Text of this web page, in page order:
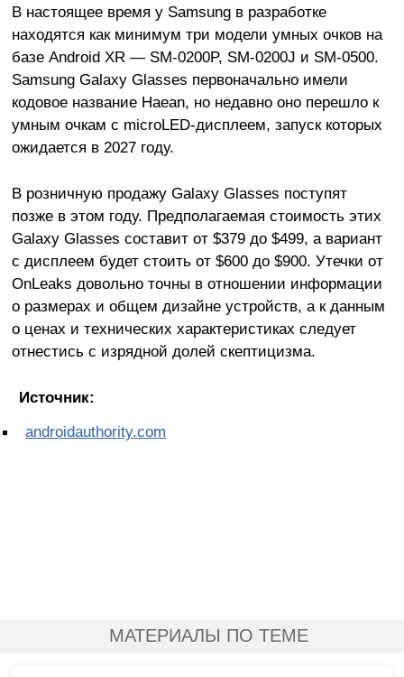
В настоящее время у Samsung в разработке
находятся как минимум три модели умных очков на
базе Android XR — SM-0200P, SM-0200J и SM-0500.
Samsung Galaxy Glasses первоначально имели
кодовое название Haean, но недавно оно перешло к
умным очкам с microLED-дисплеем, запуск которых
ожидается в 2027 году.
В розничную продажу Galaxy Glasses поступят
позже в этом году. Предполагаемая стоимость этих
Galaxy Glasses составит от $379 до $499, а вариант
с дисплеем будет стоить от $600 до $900. Утечки от
OnLeaks довольно точны в отношении информации
о размерах и общем дизайне устройств, а к данным
о ценах и технических характеристиках следует
отнестись с изрядной долей скептицизма.
Источник:
androidauthority.com
МАТЕРИАЛЫ ПО ТЕМЕ